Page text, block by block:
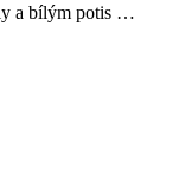
a bílým potis …